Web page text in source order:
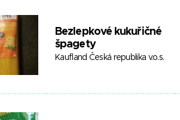
Bezlepkové kukuřičné
špagety
Kaufland Česká republika v.o.s.